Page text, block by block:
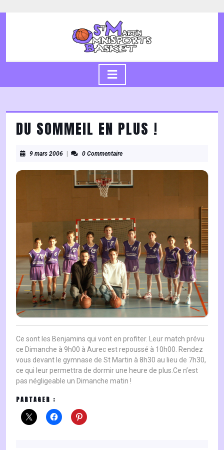
to
DU SOMMEIL EN PLUS !
9 mars 20069
2006
0 Commentaire
Ce sont les Benjamins qui vont en profiter. Leur match prévu
ce Dimanche à 9h00 à Aurec est repoussé à 10h00. Rendez
vous devant le gymnase de St Martin à 8h30 au lieu de 7h30,
ce qui leur permettra de dormir une heure de plus.Ce n’est
pas négligeable un Dimanche matin !
PARTAGER :